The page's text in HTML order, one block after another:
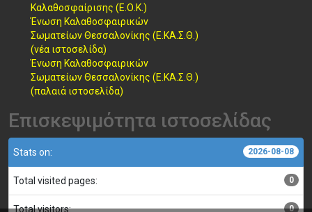
Καλαθοσφαίρισης (Ε.Ο.Κ.)
Ένωση Καλαθοσφαιρικών
Σωματείων Θεσσαλονίκης (Ε.ΚΑ.Σ.Θ.)
(νέα ιστοσελίδα)
Ένωση Καλαθοσφαιρικών
Σωματείων Θεσσαλονίκης (Ε.ΚΑ.Σ.Θ.)
(παλαιά ιστοσελίδα)
Επισκεψιμότητα ιστοσελίδας
Stats on: 2026-08-08
Total visited pages: 0
Total visitors: 0